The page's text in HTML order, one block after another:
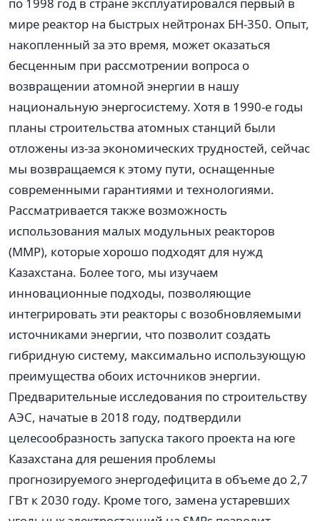
мире реактор на быстрых нейтронах БН-350. Опыт,
накопленный за это время, может оказаться
бесценным при рассмотрении вопроса о
возвращении атомной энергии в нашу
национальную энергосистему. Хотя в 1990-е годы
планы строительства атомных станций были
отложены из-за экономических трудностей, сейчас
мы возвращаемся к этому пути, оснащенные
современными гарантиями и технологиями.
Рассматривается также возможность
использования малых модульных реакторов
(ММР), которые хорошо подходят для нужд
Казахстана. Более того, мы изучаем
инновационные подходы, позволяющие
интегрировать эти реакторы с возобновляемыми
источниками энергии, что позволит создать
гибридную систему, максимально использующую
преимущества обоих источников энергии.
Предварительные исследования по строительству
АЭС, начатые в 2018 году, подтвердили
целесообразность запуска такого проекта на юге
Казахстана для решения проблемы
прогнозируемого энергодефицита в объеме до 2,7
ГВт к 2030 году. Кроме того, замена устаревших